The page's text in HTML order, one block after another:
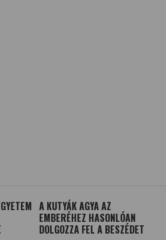
A KUTYÁK AGYA AZ
EMBERÉHEZ HASONLÓAN
DOLGOZZA FEL A BESZÉDET